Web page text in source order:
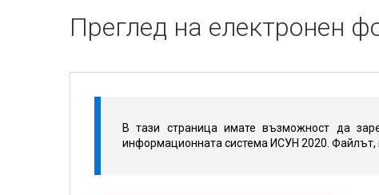
Преглед на електронен
В тази страница имате възможност да
информационната система ИСУН 2020. Файлът,